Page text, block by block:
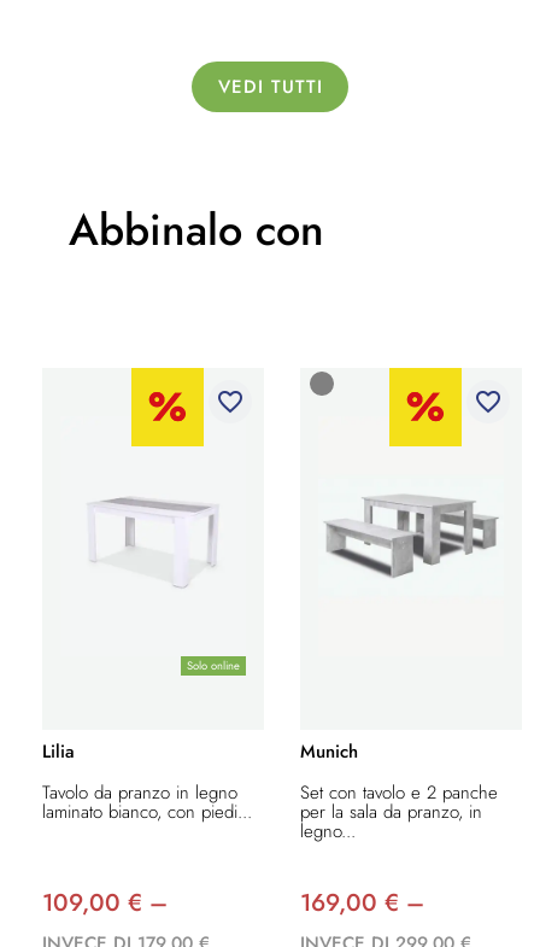
VEDI TUTTI
Abbinalo con
Solo online
favorite_border
Lilia
Tavolo da pranzo in legno
laminato bianco, con piedi...
109,00 € –
favorite_border
Munich
Set con tavolo e 2 panche
per la sala da pranzo, in
legno...
169,00 € –